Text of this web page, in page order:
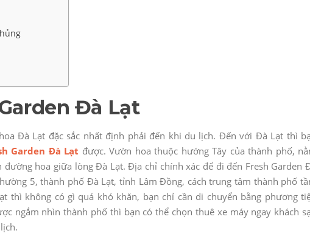
Đà Lạt
Đà Lạt đặc sắc nhất định phải đến khi du lịch. Đến với Đà Lạt thì
Garden Đà Lạt được. Vườn hoa thuộc hướng Tây của thành phố,
đường hoa giữa lòng Đà Lạt. Địa chỉ chính xác để đi đến Fresh Garden
5, thành phố Đà Lạt, tỉnh Lâm Đồng, cách trung tâm thành phố
thì không có gì quá khó khăn, bạn chỉ cần di chuyển bằng phương
ngắm nhìn thành phố thì bạn có thể chọn thuê xe máy ngay khách